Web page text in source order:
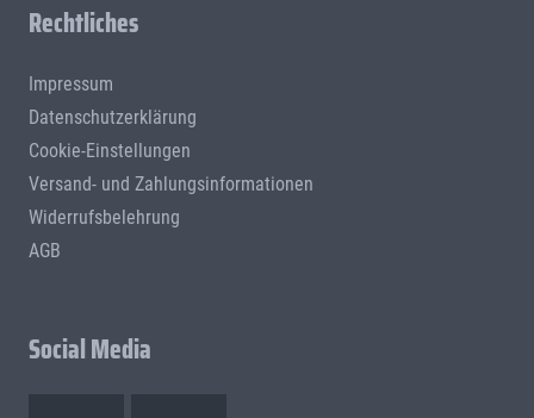
Rechtliches
Impressum
Datenschutzerklärung
Cookie-Einstellungen
Versand- und Zahlungsinformationen
Widerrufsbelehrung
AGB
Social Media